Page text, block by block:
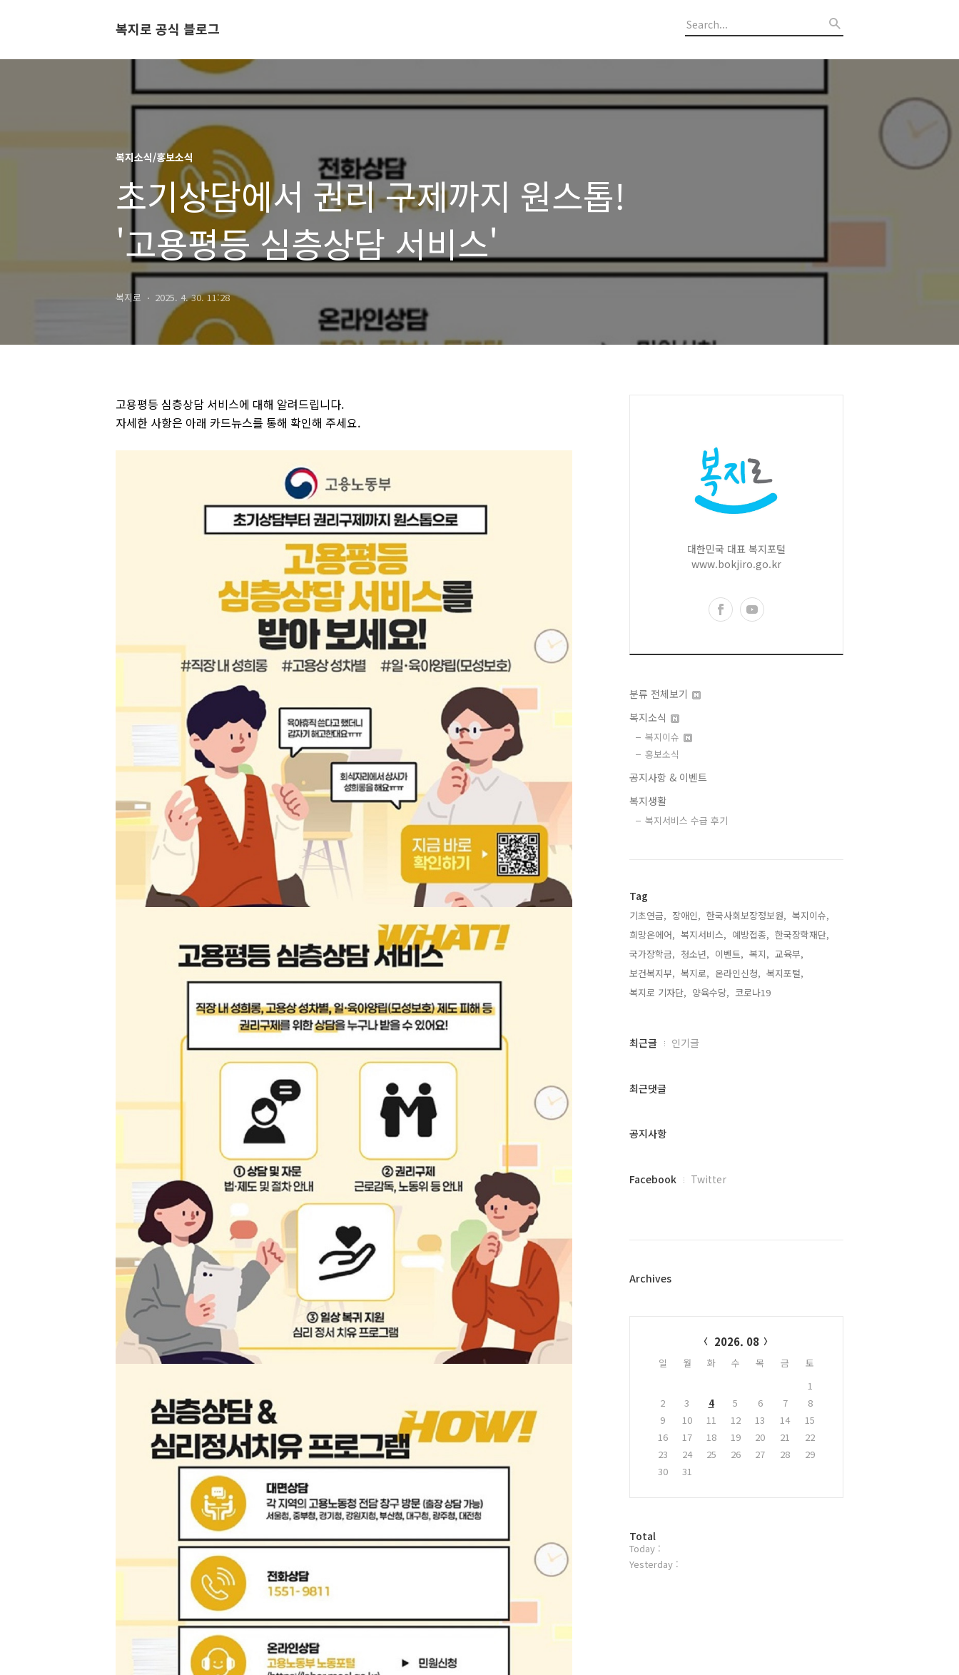
복지로 공식 블로그
복지소식/홍보소식
초기상담에서 권리 구제까지 원스톱!
'고용평등 심층상담 서비스'
복지로 2025. 4. 30. 11:28
고용평등 심층상담 서비스에 대해 알려드립니다.
자세한 사항은 아래 카드뉴스를 통해 확인해 주세요.
대한민국 대표 복지포털
www.bokjiro.go.kr
분류 전체보기
복지소식
복지이슈
홍보소식
공지사항 & 이벤트
복지생활
복지서비스 수급 후기
Tag
기초연금, 장애인, 한국사회보장정보원, 복지이슈,
희망온에어, 복지서비스, 예방접종, 한국장학재단,
국가장학금, 청소년, 이벤트, 복지, 교육부,
보건복지부, 복지로, 온라인신청, 복지포털,
복지로 기자단, 양육수당, 코로나19,
최
과
글
최근글 인기글
최근댓글
공지사항
페
플
Facebook Twitter
Archives
2026. 08
일 월 화 수 목 금
토
1
2
3 4 5 6 7
8
9
10 11 12 13 14
15
16
17 18 19 20 21
22
23
24 25 26 27 28
29
30
31
방
문
자
Total
Today :
Yesterday :